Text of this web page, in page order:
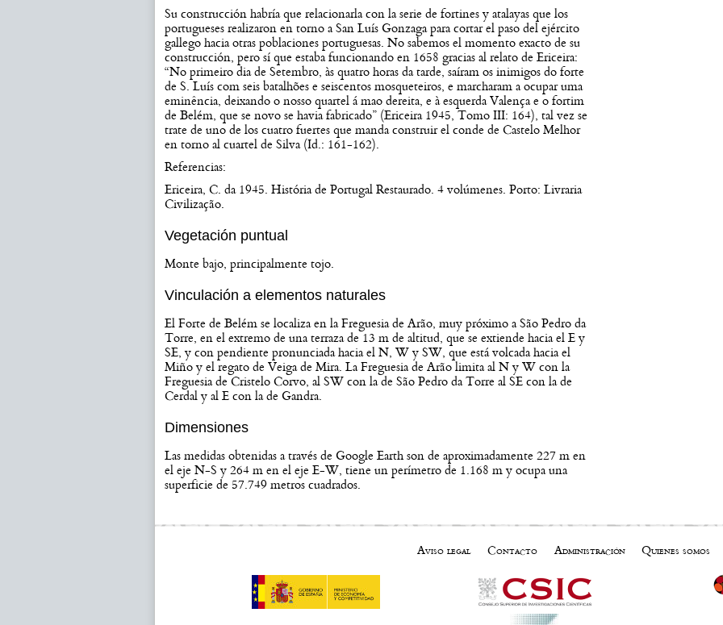
Su construcción habría que relacionarla con la serie de fortines y atalayas que los
portugueses realizaron en torno a San Luís Gonzaga para cortar el paso del ejército
gallego hacia otras poblaciones portuguesas. No sabemos el momento exacto de su
construcción, pero sí que estaba funcionando en 1658 gracias al relato de Ericeira:
“No primeiro dia de Setembro, às quatro horas da tarde, saíram os inimigos do forte
de S. Luís com seis batalhões e seiscentos mosqueteiros, e marcharam a ocupar uma
eminência, deixando o nosso quartel á mao dereita, e à esquerda Valença e o fortim
de Belém, que se novo se havia fabricado” (Ericeira 1945, Tomo III: 164), tal vez se
trate de uno de los cuatro fuertes que manda construir el conde de Castelo Melhor
en torno al cuartel de Silva (Id.: 161-162).
Referencias:
Ericeira, C. da 1945. História de Portugal Restaurado. 4 volúmenes. Porto: Livraria
Civilização.
Vegetación puntual
Monte bajo, principalmente tojo.
Vinculación a elementos naturales
El Forte de Belém se localiza en la Freguesia de Arão, muy próximo a São Pedro da
Torre, en el extremo de una terraza de 13 m de altitud, que se extiende hacia el E y
SE, y con pendiente pronunciada hacia el N, W y SW, que está volcada hacia el
Miño y el regato de Veiga de Mira. La Freguesia de Arão limita al N y W con la
Freguesia de Cristelo Corvo, al SW con la de São Pedro da Torre al SE con la de
Cerdal y al E con la de Gandra.
Dimensiones
Las medidas obtenidas a través de Google Earth son de aproximadamente 227 m en
el eje N-S y 264 m en el eje E-W, tiene un perímetro de 1.168 m y ocupa una
superficie de 57.749 metros cuadrados.
Aviso legal Contacto Administración Quienes somos